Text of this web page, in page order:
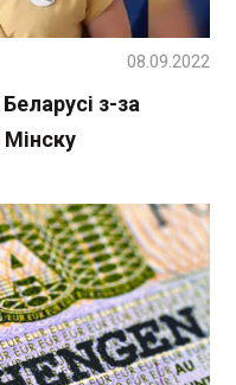
з-за
08.09.2022